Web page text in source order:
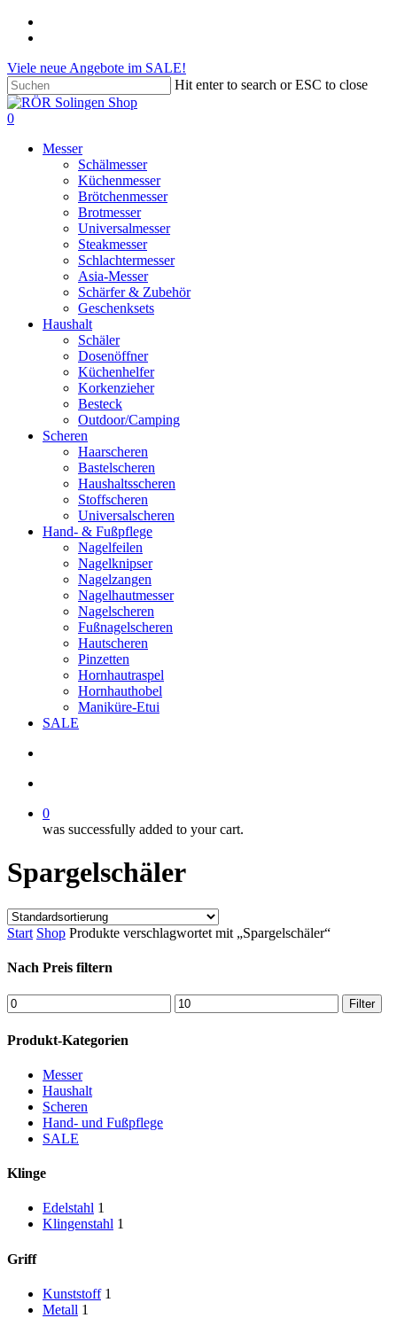
Skip
content
Viele neue Angebote im SALE!
Hit enter to search or ESC to close
Close
Search
search
account
0
Messer
Schälmesser
Küchenmesser
Brötchenmesser
Brotmesser
Universalmesser
Steakmesser
Schlachtermesser
Asia-Messer
Schärfer & Zubehör
Geschenksets
Haushalt
Schäler
Dosenöffner
Küchenhelfer
Korkenzieher
Besteck
Outdoor/Camping
Scheren
Haarscheren
Bastelscheren
Haushaltsscheren
Stoffscheren
Universalscheren
Hand- & Fußpflege
Nagelfeilen
Nagelknipser
Nagelzangen
Nagelhautmesser
Nagelscheren
Fußnagelscheren
Hautscheren
Pinzetten
Hornhautraspel
Hornhauthobel
Maniküre-Etui
SALE
0
was successfully added to your cart.
Spargelschäler
Start Shop Produkte verschlagwortet mit „Spargelschäler“
Nach Preis filtern
Min.
Preis
Max.
Preis
Filter
Produkt-Kategorien
Messer
Haushalt
Scheren
Hand- und Fußpflege
SALE
Klinge
Edelstahl 1
Klingenstahl 1
Griff
Kunststoff 1
Metall 1